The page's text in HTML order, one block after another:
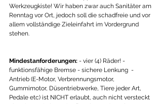
Werkzeugkiste! Wir haben zwar auch Sanitäter am
Renntag vor Ort, jedoch soll die schadfreie und vor
allem vollständige Zieleinfahrt im Vordergrund
stehen.
Mindestanforderungen: - vier (4) Räder! -
funktionsfähige Bremse - sichere Lenkung  -
Antrieb (E-Motor, Verbrennungsmotor,
Gummimotor, Düsentriebwerke, Tiere jeder Art,
Pedale etc) ist NICHT erlaubt, auch nicht versteckt